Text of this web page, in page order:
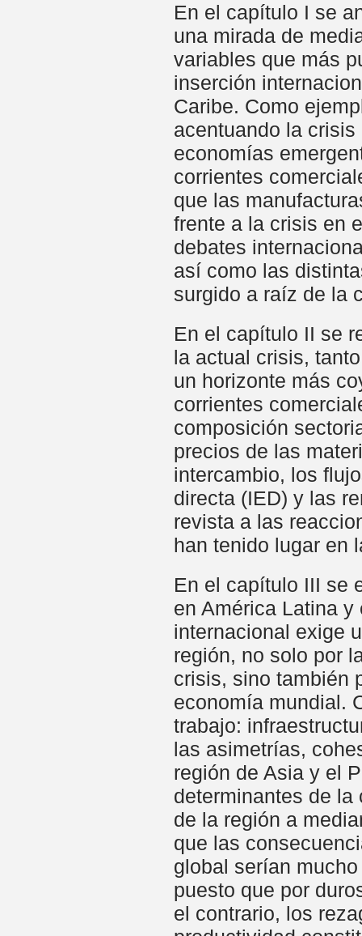
En el capítulo I se
una mirada de
variables que más
inserción
Caribe. Como
acentuando la
economías
corrientes
que las
frente a la crisis en
debates
así como las
surgido a raíz de la
En el capítulo II se
la actual crisis,
un horizonte más
corrientes
composición
precios de las
intercambio, los
directa (IED) y las
revista a las
han tenido lugar en
En el capítulo III se
en América Latina
internacional exige
región, no solo por
crisis, sino también
economía mundial.
trabajo:
las asimetrías,
región de Asia y el
determinantes de
de la región a
que las
global serían
puesto que por
el contrario, los